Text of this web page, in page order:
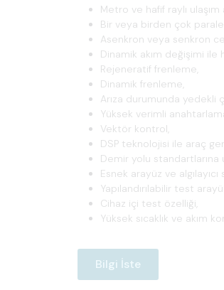
Metro ve hafif raylı ulaşım
Bir veya birden çok
Asenkron veya senkron
Dinamik akım değişimi ile
Rejeneratif frenleme,
Dinamik frenleme,
Arıza durumunda yedekli
Yüksek verimli
Vektör kontrol,
DSP teknolojisi ile araç
Demir yolu standartlarına
Esnek arayüz ve
Yapılandırılabilir test
Cihaz içi test özelliği,
Yüksek sıcaklık ve akım
Bilgi İste